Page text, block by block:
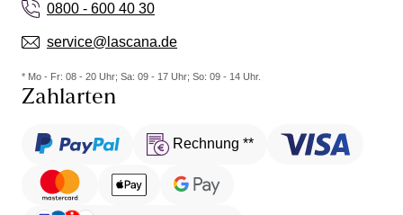
0800 - 600 40 30
service@lascana.de
* Mo - Fr: 08 - 20 Uhr; Sa: 09 - 17 Uhr; So: 09 - 14 Uhr.
Zahlarten
Rechnung **